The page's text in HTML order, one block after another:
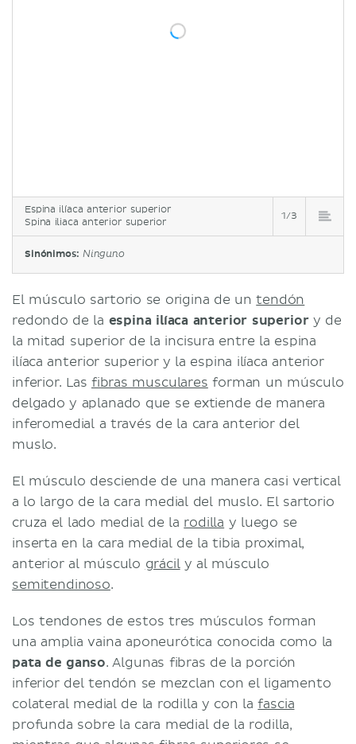
Espina ilíaca anterior superior
Spina iliaca anterior superior
1/3
Sinónimos: Ninguno
El músculo sartorio se origina de untendón
redondo de la espina ilíaca anterior superiory de
la mitad superior de la incisura entre la espina
ilíaca anterior superior y la espina ilíaca anterior
inferior. Las fibras musculares forman un músculo
delgado y aplanado que se extiende de manera
inferomedial a través de la cara anterior del
muslo.
El músculo desciende de una manera casi vertical
a lo largo de la cara medial del muslo. El sartorio
cruza el lado medial de la rodilla y luego se
inserta en la cara medial de la tibia proximal,
anterior al músculo grácily al músculo
semitendinoso.
Los tendones de estos tres músculos forman
una amplia vaina aponeurótica conocida como la
pata de ganso. Algunas fibras de la porción
inferior del tendón se mezclan con el ligamento
colateral medial de la rodilla y con lafascia
profunda sobre la cara medial de la rodilla,